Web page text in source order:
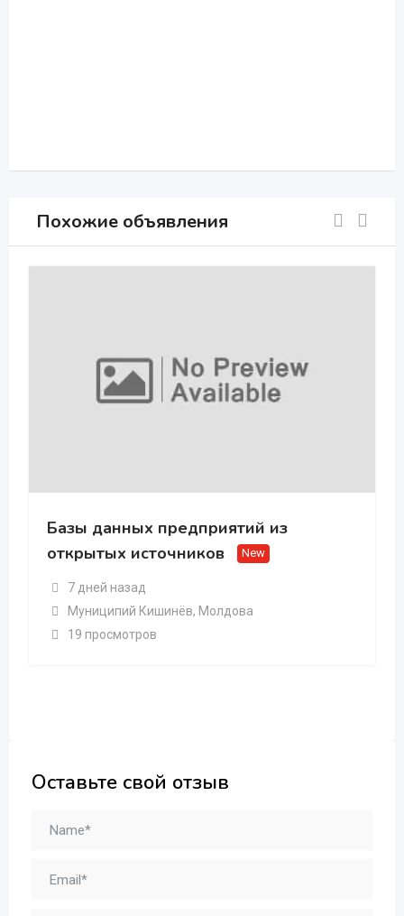
Похожие объявления
Базы данных предприятий из
открытых источников
New
7 дней назад
Муниципий Кишинёв, Молдова
19 просмотров
Оставьте свой отзыв